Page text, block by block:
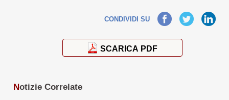
CONDIVIDI SUFacebook TwitterLinkedIn
SCARICA PDF
Notizie Correlate